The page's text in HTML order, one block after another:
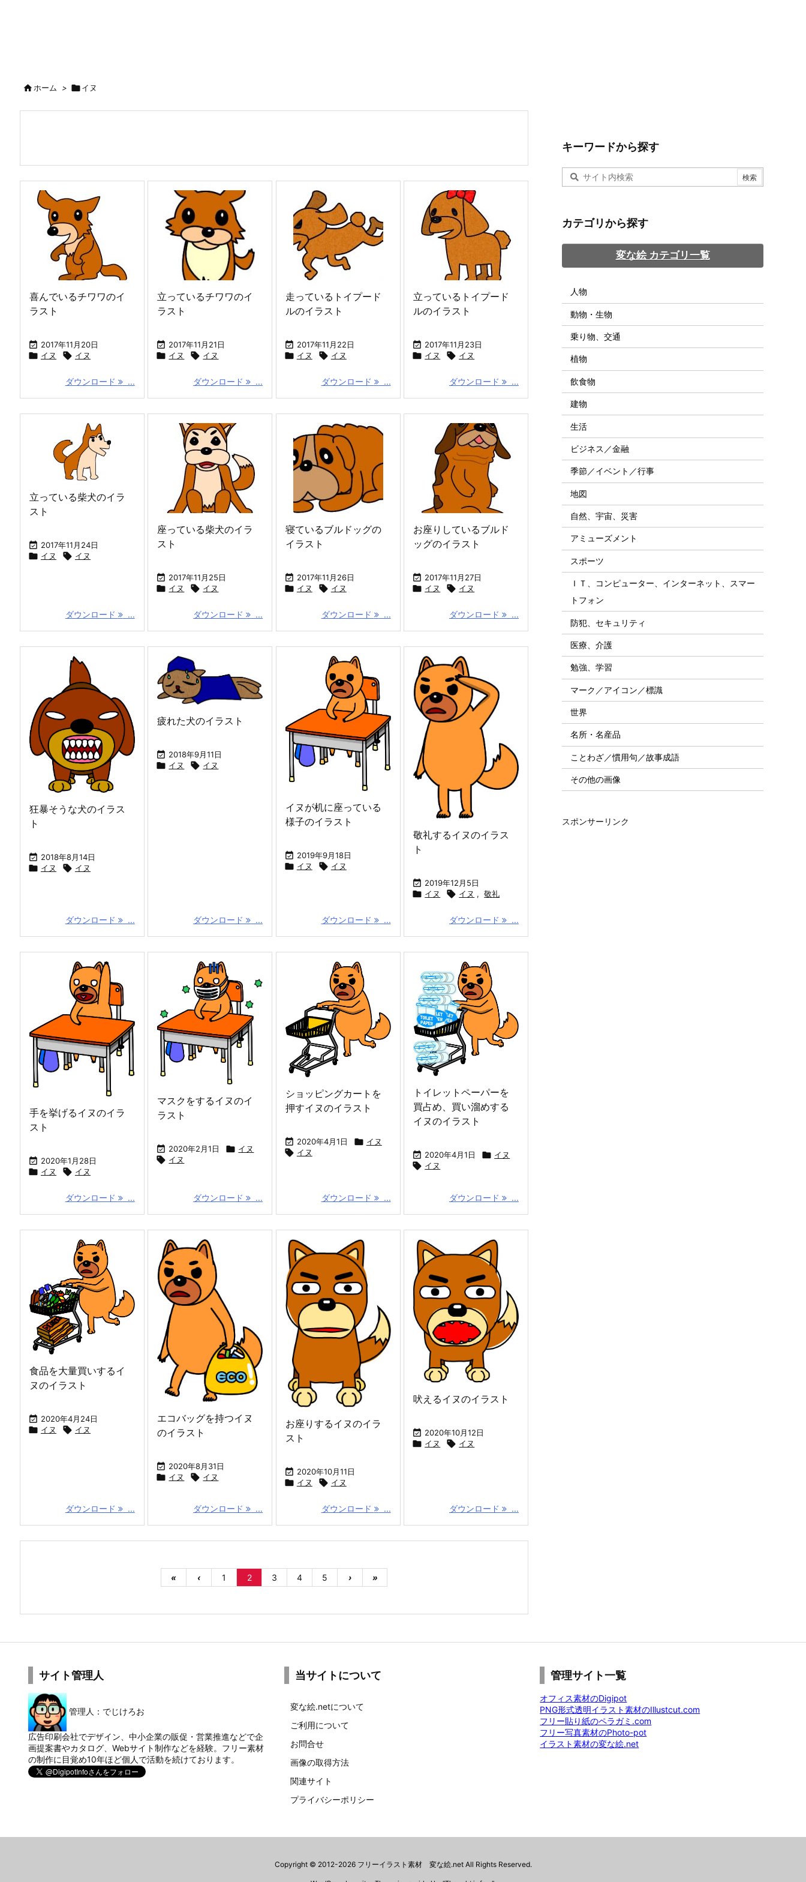
ホーム > イヌ
喜んでいるチワワのイ
ラスト
 2017年11月20日
 イヌ  イヌ
ダウンロード ...
立っているチワワのイ
ラスト
 2017年11月21日
 イヌ  イヌ
ダウンロード ...
走っているトイプード
ルのイラスト
 2017年11月22日
 イヌ  イヌ
ダウンロード ...
立っているトイプード
ルのイラスト
 2017年11月23日
 イヌ  イヌ
ダウンロード ...
立っている柴犬のイラ
スト
 2017年11月24日
 イヌ  イヌ
ダウンロード ...
座っている柴犬のイラ
スト
 2017年11月25日
 イヌ  イヌ
ダウンロード ...
寝ているブルドッグの
イラスト
 2017年11月26日
 イヌ  イヌ
ダウンロード ...
お座りしているブルド
ッグのイラスト
 2017年11月27日
 イヌ  イヌ
ダウンロード ...
狂暴そうな犬のイラス
ト
 2018年8月14日
 イヌ  イヌ
ダウンロード ...
疲れた犬のイラスト
 2018年9月11日
 イヌ  イヌ
ダウンロード ...
イヌが机に座っている
様子のイラスト
 2019年9月18日
 イヌ  イヌ
ダウンロード ...
敬礼するイヌのイラス
ト
 2019年12月5日
 イヌ  イヌ , 敬礼
ダウンロード ...
手を挙げるイヌのイラ
スト
 2020年1月28日
 イヌ  イヌ
ダウンロード ...
マスクをするイヌのイ
ラスト
 2020年2月1日  イヌ
 イヌ
ダウンロード ...
ショッピングカートを
押すイヌのイラスト
 2020年4月1日  イヌ
 イヌ
ダウンロード ...
トイレットペーパーを
買占め、買い溜めする
イヌのイラスト
 2020年4月1日  イヌ
 イヌ
ダウンロード ...
食品を大量買いするイ
ヌのイラスト
 2020年4月24日
 イヌ  イヌ
ダウンロード ...
エコバッグを持つイヌ
のイラスト
 2020年8月31日
 イヌ  イヌ
ダウンロード ...
お座りするイヌのイラ
スト
 2020年10月11日
 イヌ  イヌ
ダウンロード ...
吠えるイヌのイラスト
 2020年10月12日
 イヌ  イヌ
ダウンロード ...
« ‹ 1 2 3 4 5 › »
キーワードから探す
カテゴリから探す
変な絵 カテゴリ一覧
人物
動物・生物
乗り物、交通
植物
飲食物
建物
生活
ビジネス／金融
季節／イベント／行事
地図
自然、宇宙、災害
アミューズメント
スポーツ
ＩＴ、コンピューター、インターネット、スマー
トフォン
防犯、セキュリティ
医療、介護
勉強、学習
マーク／アイコン／標識
世界
名所・名産品
ことわざ／慣用句／故事成語
その他の画像
スポンサーリンク
サイト管理人
管理人：でじけろお
広告印刷会社でデザイン、中小企業の販促・営業推進などで企
画提案書やカタログ、Webサイト制作などを経験。フリー素材
の制作に目覚め10年ほど個人で活動を続けております。
当サイトについて
変な絵.netについて
ご利用について
お問合せ
画像の取得方法
関連サイト
プライバシーポリシー
管理サイト一覧
オフィス素材のDigipot
PNG形式透明イラスト素材のIllustcut.com
フリー貼り紙のペラガミ.com
フリー写真素材のPhoto-pot
イラスト素材の変な絵.net
Copyright © 2012-2026 フリーイラスト素材 変な絵.netAll Rights Reserved.